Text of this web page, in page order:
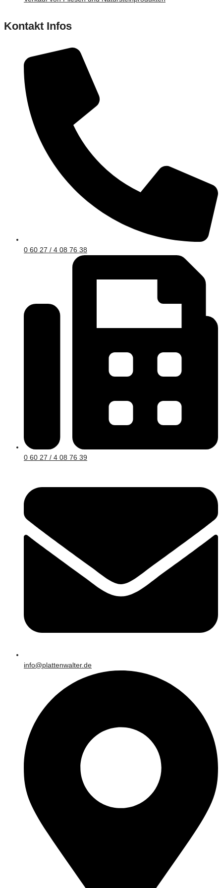
Kontakt Infos
0 60 27 / 4 08 76 38
0 60 27 / 4 08 76 39
info@plattenwalter.de